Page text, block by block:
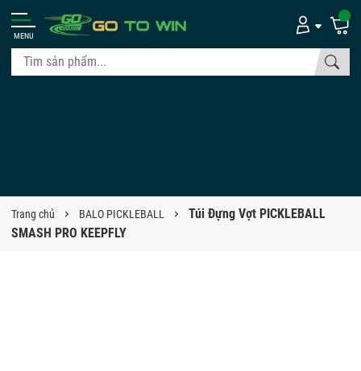
MENU
Trang chủ BALO PICKLEBALL
Túi Đựng Vợt PICKLEBALL
SMASH PRO KEEPFLY